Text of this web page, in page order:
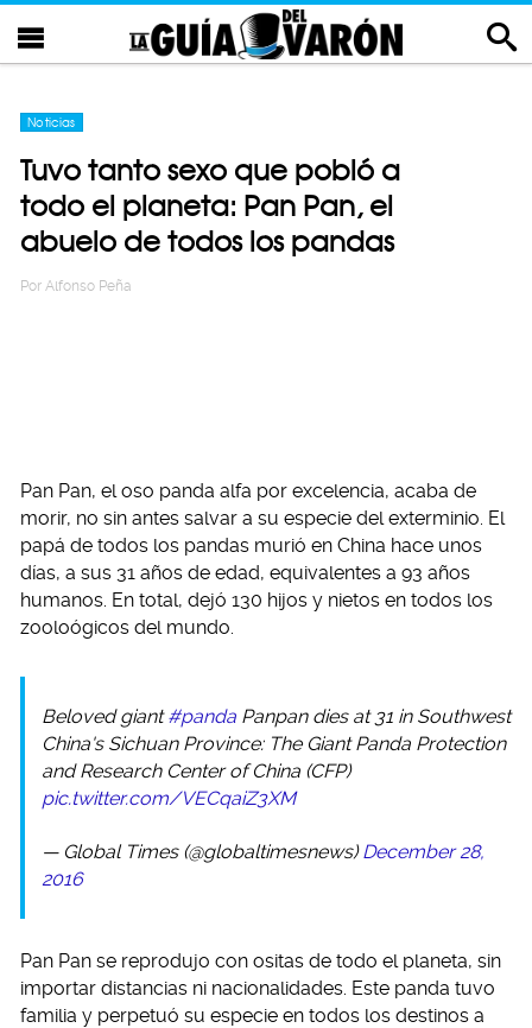
Noticias
Tuvo tanto sexo que pobló a
todo el planeta: Pan Pan, el
abuelo de todos los pandas
Por Alfonso Peña
Pan Pan, el oso panda alfa por excelencia, acaba de
morir, no sin antes salvar a su especie del exterminio. El
papá de todos los pandas murió en China hace unos
días, a sus 31 años de edad, equivalentes a 93 años
humanos. En total, dejó 130 hijos y nietos en todos los
zooloógicos del mundo.
Beloved giant#panda Panpan dies at 31 in Southwest
China's Sichuan Province: The Giant Panda Protection
and Research Center of China (CFP)
pic.twitter.com/VECqaiZ3XM
— Global Times (@globaltimesnews)December 28,
2016
Pan Pan se reprodujo con ositas de todo el planeta, sin
importar distancias ni nacionalidades. Este panda tuvo
familia y perpetuó su especie en todos los destinos a